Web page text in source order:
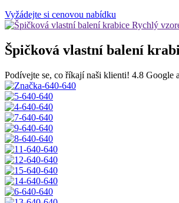
Vyžádejte si cenovou nabídku
Špičková vlastní balení
Podívejte se, co říkají naši klienti! 4.8 Google